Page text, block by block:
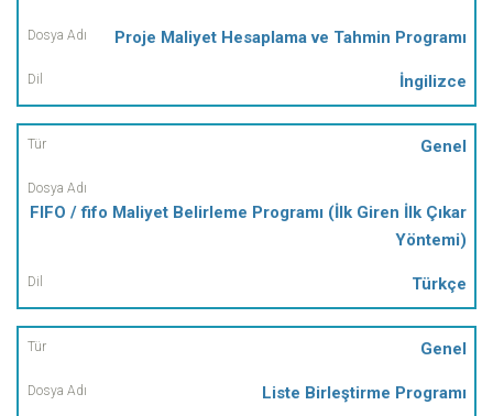
Proje Maliyet Hesaplama ve Tahmin Programı
İngilizce
Genel
FIFO / fifo Maliyet Belirleme Programı (İlk Giren İlk Çıkar
Yöntemi)
Türkçe
Genel
Liste Birleştirme Programı